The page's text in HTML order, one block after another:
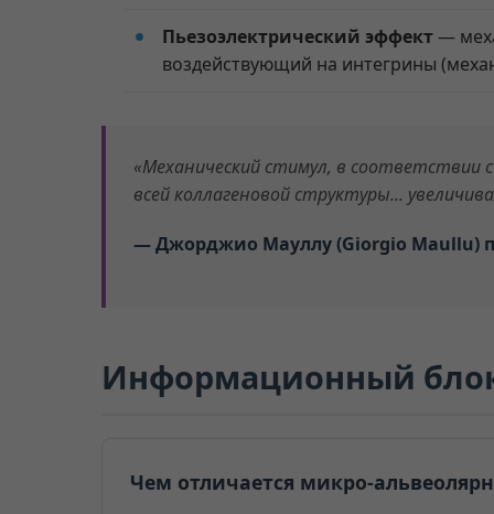
Пьезоэлектрический эффект—
воздействующий на интегрины
«Механический стимул, в соответствии
всей коллагеновой структуры...
— Джорджио Мауллу (Giorgio Maullu)
Информационный
Чем отличается микро-